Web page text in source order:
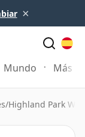
×
Mundo Más
/Highland Park